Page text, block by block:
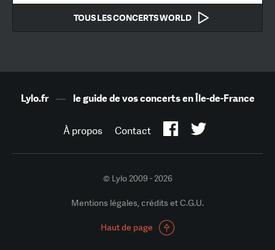
TOUS LES CONCERTS WORLD
Lylo.fr— le guide de vos concerts en Île-de-France
À propos Contact
© Lylo 2009 - 2026
Mentions légales, crédits et C.G.U.
Haut de page